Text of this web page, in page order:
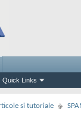
Quick Links
si tutoriale